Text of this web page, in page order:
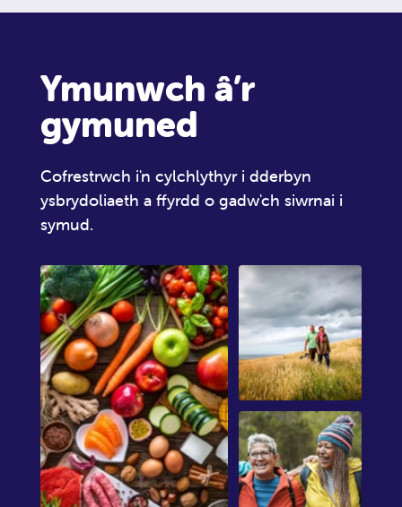
Ymunwch â’r
gymuned
Cofrestrwch i'n cylchlythyr i dderbyn
ysbrydoliaeth a ffyrdd o gadw'ch siwrnai i
symud.